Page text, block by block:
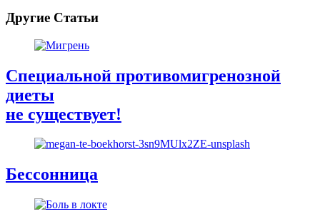
Другие Статьи
Специальной противомигренозной
диеты
не существует!
Бессонница